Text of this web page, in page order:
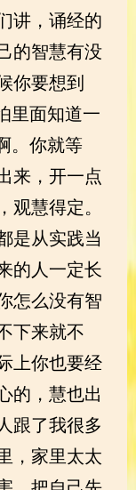
讲，诵经的
的智慧有没
你要想到
里面知道一
。你就等
来，开一点
观慧得定。
是从实践当
的人一定长
怎么没有智
下来就不
上你也要经
的，慧也出
跟了我很多
，家里太太